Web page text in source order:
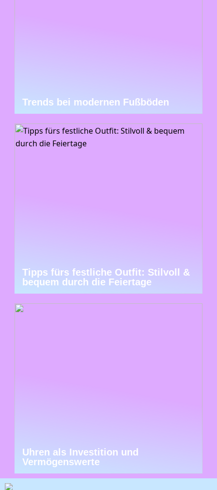
Trends bei modernen Fußböden
Tipps fürs festliche Outfit: Stilvoll &
bequem durch die Feiertage
Uhren als Investition und
Vermögenswerte